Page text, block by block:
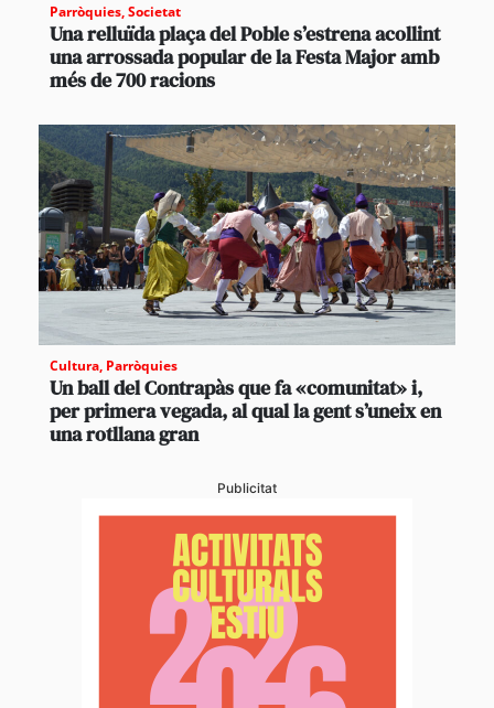
Parròquies,Societat
Una relluïda plaça del Poble s’estrena acollint
una arrossada popular de la Festa Major amb
més de 700 racions
Cultura, Parròquies
Un ball del Contrapàs que fa «comunitat» i,
per primera vegada, al qual la gent s’uneix en
una rotllana gran
Publicitat